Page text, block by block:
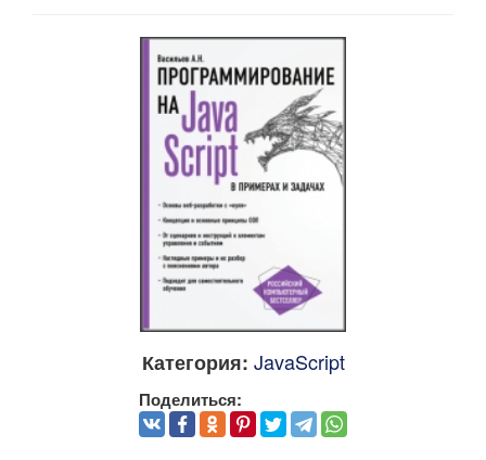
Категория: JavaScript
Поделиться: